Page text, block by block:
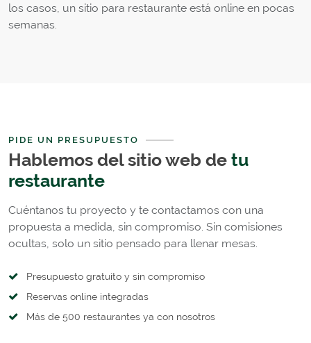
los casos, un sitio para restaurante está online en pocas
semanas.
PIDE UN PRESUPUESTO
Hablemos del sitio web de tu
restaurante
Cuéntanos tu proyecto y te contactamos con una
propuesta a medida, sin compromiso. Sin comisiones
ocultas, solo un sitio pensado para llenar mesas.
Presupuesto gratuito y sin compromiso
Reservas online integradas
Más de 500 restaurantes ya con nosotros